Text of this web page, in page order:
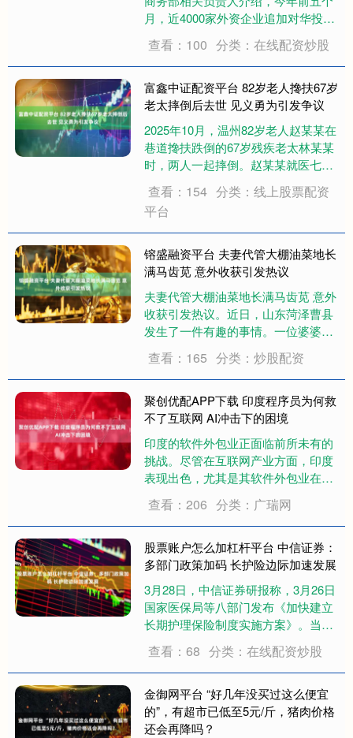
月，近4000家外资企业追加对华投
增量、提质量，持续扩大开放，进一
步巩固吸引外资基本盘。 当前，中国
外资企业数量不断增加，预计到2025
年底，....
查看：100 分类：在线配资炒股
富鑫中证配资平台 82岁老人搀扶67岁
老太摔倒后去世 见义勇为引发争议
2025年10月，温州82岁老人赵某某在
巷道搀扶跌倒的67岁残疾老太林某某
时，两人一起摔倒。赵某某就医七日
年3月，赵某某子女以侵权责任纠纷
为由起诉林某某，要求其补偿医药
费、丧葬费、精神抚慰金等共计七万
元。 ....
查看：154 分类：线上股票配资
平台
镕盛融资平台 夫妻代管大棚油菜地长
满马齿苋 意外收获引发热议
夫妻代管大棚油菜地长满马齿苋 意外
收获引发热议。近日，山东菏泽曹县
发生了一件有趣的事情。一位婆婆因
时交给儿子儿媳打理。由于小两口平
日工作繁忙，约20多天后再次走进大
棚时，发现原本的油菜地已被疯长的
野菜覆盖，满....
查看：165 分类：炒股配资
聚创优配APP下载 印度程序员为何救
不了互联网 AI冲击下的困境
印度的软件外包业正面临前所未有的
挑战。尽管在互联网产业方面，印度
表现出色，尤其是其软件外包业在全
球占据领先地位，每年创造超过1500
亿美元的出口收入，直接雇佣超过
400万人，间接带动上下游超过1000
万就业。然而，今年该行业的指数跌
至三年来....
查看：206 分类：广瑞网
股票账户怎么加杠杆平台 中信证券：
多部门政策加码 长护险边际加速发展
3月28日，中信证券研报称，3月26日
国家医保局等八部门发布《加快建立
长期护理保险制度实施方案》。当前
健康产业迎来继商业健康险之外的另
一大增量支付端，产业链向康养、长
护转型，估值体系有望提升，建议关
注康养器械....
查看：68 分类：在线配资炒股
金御网平台 “好几年没买过这么便宜
的”，有超市已低至5元/斤，猪肉价格
还会再降吗？